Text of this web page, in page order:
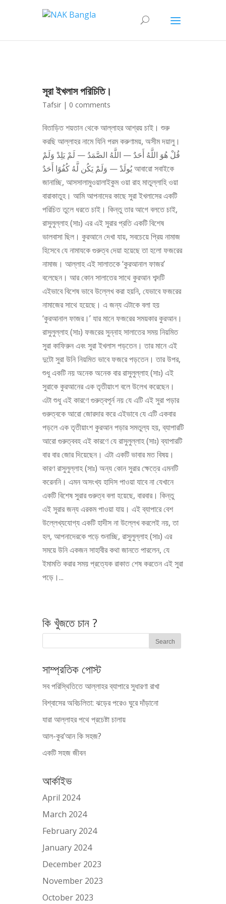
সূরা ইখলাস পরিচিতি।
Tafsir | 0 comments
বিতাড়িত শয়তান থেকে আল্লাহর আশ্রয় চাই। শুরু
করছি আল্লাহর নামে যিনি পরম করুণাময়, অসীম দয়ালু।
قُلْ هُوَ اللَّهُ أَحَدٌ — اللَّهُ الصَّمَدُ — لَمْ يَلِدْ وَلَمْ
يُولَدْ — وَلَمْ يَكُن لَّهُ كُفُوًا أَحَدٌ আবারো সবাইকে
জানাচ্ছি, আসসালামুওয়ালাইকুম ওয়া রাহ মাতুল্লাহি ওয়া
বারাকাতুহ। আমি আপনাদের কাছে সুরা ইখলাসের একটি
পরিচিত তুলে ধরতে চাই। কিন্তু তার আগে বলতে চাই,
রাসুলুল্লাহ (সাঃ) এর এই সুরার প্রতি একটি বিশেষ
ভালবাসা ছিল। কুরআনে দেখা যায়, সবচেয়ে প্রিয় নামাজ
হিসেবে যে নামাযকে গুরুত্ব দেয়া হয়েছে তা হলো ফজরের
নামাজ। আল্লাহ এই সালাতকে ‘কুরআনাল ফাজর’
বলেছেন। আর কোন সালাতের সাথে কুরআন শব্দটি
এইভাবে বিশেষ ভাবে উল্লেখ করা হয়নি, যেভাবে ফজরের
নামাজের সাথে হয়েছে। এ জন্য এটাকে বলা হয়
‘কুরআনাল ফাজর।’ যার মানে ফজরের সময়কার কুরআন।
রাসুলুল্লাহ (সাঃ) ফজরের সুন্নাহ সালাতের সময় নিয়মিত
সুরা কাফিরুন এবং সুরা ইখলাস পড়তেন। তার মানে এই
দুটো সুরা উনি নিয়মিত ভাবে ফজরে পড়তেন। তার উপর,
শুধু একটি নয় অনেক অনেক বার রাসুলুল্লাহ (সাঃ) এই
সুরাকে কুরআনের এক তৃতীয়াংশ বলে উলেখ করেছেন।
এটা শুধু এই কারণে গুরুত্বপূর্ন নয় যে এটি এই সুরা পড়ার
গুরুত্বকে আরো জোরদার করে এইভাবে যে এটি একবার
পড়লে এক তৃতীয়াংশ কুরআন পড়ার সমতুল্য হয়, ব্যাপারটি
আরো গুরুত্ববহ এই কারণে যে রাসুলুল্লাহ (সাঃ) ব্যাপারটি
বার বার জোর দিয়েছেন। এটা একটি ভাবার মত বিষয়।
কারণ রাসুলুল্লাহ (সাঃ) অন্য কোন সুরার ক্ষেত্রে এমনটি
করেননি। এমন অসংখ্য হাদিস পাওয়া যাবে না যেখানে
একটি বিশেষ সুরার গুরুত্ব বলা হয়েছে, বারবার। কিন্তু
এই সুরার জন্য এরকম পাওয়া যায়। এই ব্যাপারে বেশ
উল্লেখ্যযোগ্য একটি হাদীস না উল্লেখ করলেই নয়, তা
হল, আপনাদেরকে পড়ে শুনাচ্ছি, রাসুলুল্লাহ (সাঃ) এর
সময়ে উনি একজন সাহাবীর কথা জানতে পারলেন, যে
ইমামতি করার সময় প্রত্যেক রাকাত শেষ করতেন এই সুরা
পড়ে।...
কি খুঁজতে চান ?
সাম্প্রতিক পোস্ট
সব পরিস্থিতিতে আল্লাহর ব্যাপারে সুধারণা রাখা
বিশ্বাসের অবিচলিতা: ঝড়ের পরেও ঘুরে দাঁড়ানো
যারা আল্লাহর পথে প্রচেষ্টা চালায়
আল-কুর’আন কি সহজ?
একটি সহজ জীবন
আর্কাইভ
April 2024
March 2024
February 2024
January 2024
December 2023
November 2023
October 2023